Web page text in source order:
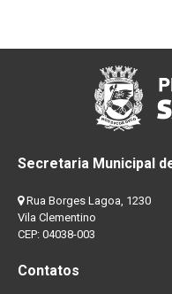
Secretaria Municipal
Rua Borges Lagoa, 1230
Vila Clementino
CEP: 04038-003
Contatos